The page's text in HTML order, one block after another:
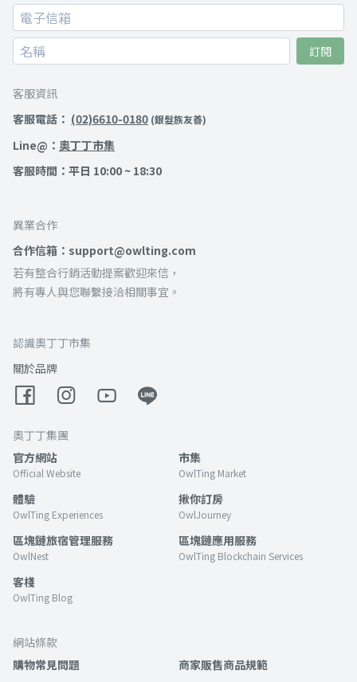
訂閱
客服資訊
客服電話： (02)6610-0180 (銀髮族友善)
Line@： 奧丁丁市集
客服時間：平日 10:00 ~ 18:30
異業合作
合作信箱：support@owlting.com
若有整合行銷活動提案歡迎來信，
將有專人與您聯繫接洽相關事宜。
認識奧丁丁市集
關於品牌
奧丁丁集團
官方網站
Official Website
市集
OwlTing Market
體驗
OwlTing Experiences
揪你訂房
OwlJourney
區塊鏈旅宿管理服務
OwlNest
區塊鏈應用服務
OwlTing Blockchain Services
客棧
OwlTing Blog
網站條款
購物常見問題
商家販售商品規範